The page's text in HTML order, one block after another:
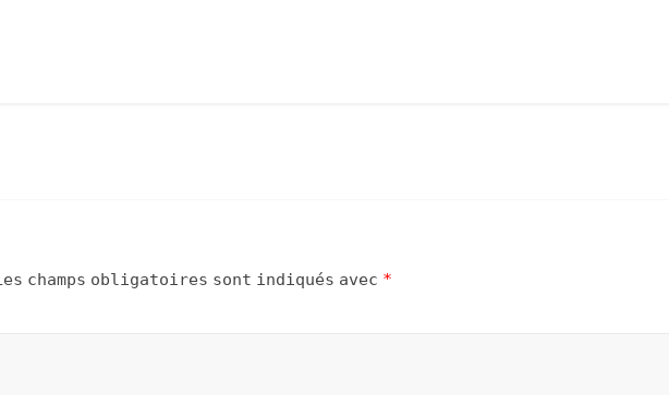
Les champs obligatoires sont indiqués avec *